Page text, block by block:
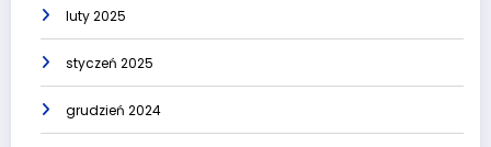
luty 2025
styczeń 2025
grudzień 2024